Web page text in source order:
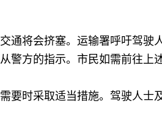
将会挤塞。运输署呼吁驾驶
警方的指示。市民如需前往上
时采取适当措施。驾驶人士